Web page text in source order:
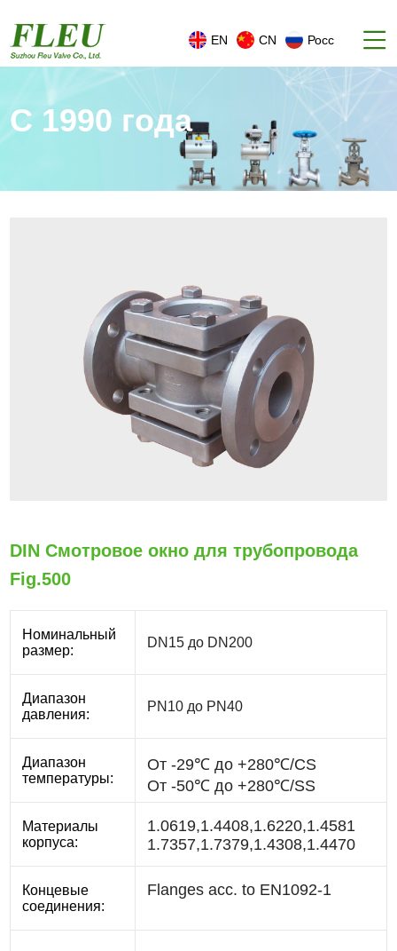
Росс
CN
EN
С 1990 года
DIN Смотровое окно для трубопровода
Fig.500
Номинальный
размер:
DN15 до DN200
Диапазон
давления:
PN10 до PN40
Диапазон
температуры:
Материалы
корпуса:
Концевые
соединения: